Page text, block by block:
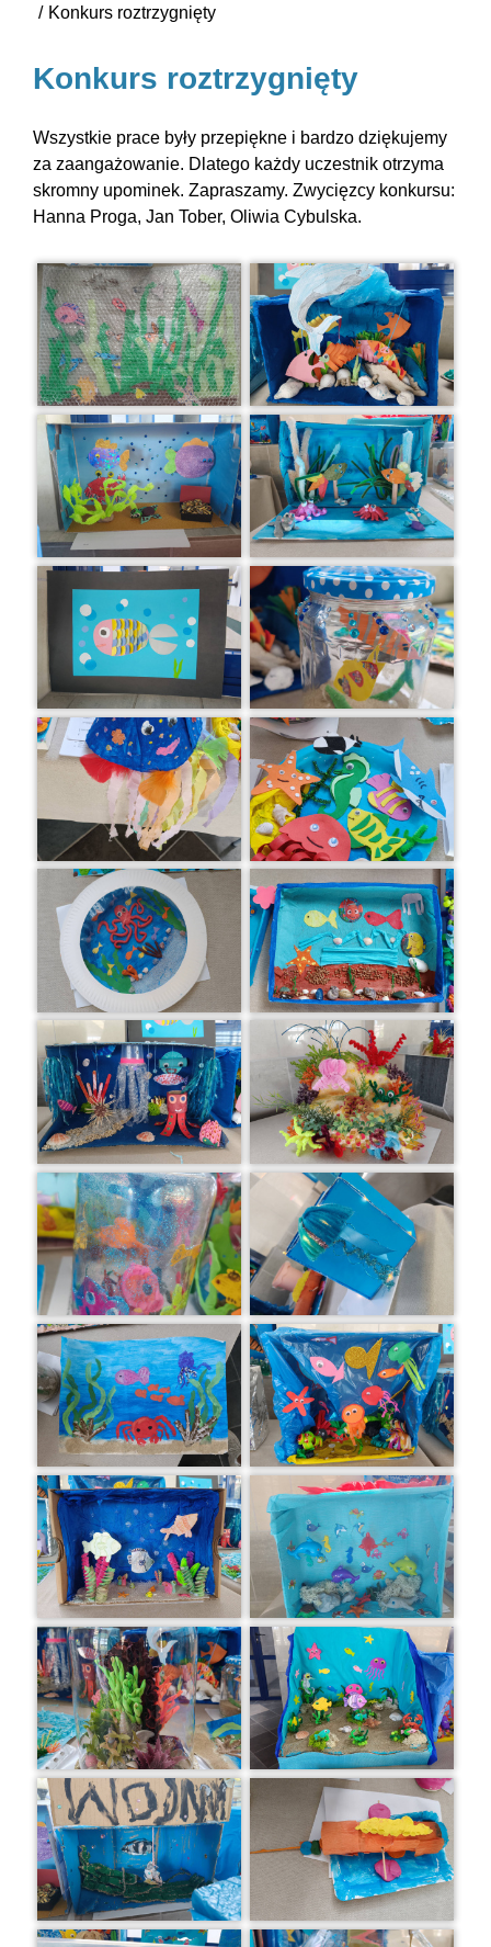
Konkurs roztrzygnięty
Konkurs roztrzygnięty
Wszystkie prace były przepiękne i bardzo dziękujemy
za zaangażowanie. Dlatego każdy uczestnik otrzyma
skromny upominek. Zapraszamy. Zwycięzcy konkursu:
Hanna Proga, Jan Tober, Oliwia Cybulska.